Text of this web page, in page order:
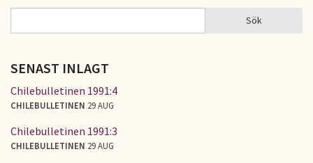
SÖKFORMULÄR Sök
SENAST INLAGT
Chilebulletinen 1991:4
CHILEBULLETINEN 29 AUG
Chilebulletinen 1991:3
CHILEBULLETINEN 29 AUG